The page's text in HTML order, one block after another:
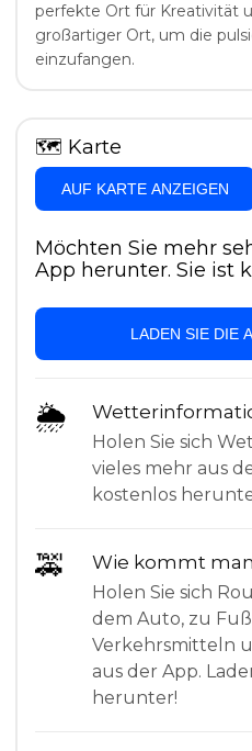
perfekte Ort für Kreativität
großartiger Ort, um die
einzufangen.
🗺 Karte
AUF KARTE ANZEIGEN
Möchten Sie mehr
App herunter. Sie ist
LADEN SIE DIE
🌦
Holen Sie sich
vieles mehr aus
kostenlos
🚕 Wie kommt
Holen Sie sich
dem Auto, zu
Verkehrsmitteln
aus der App.
herunter!